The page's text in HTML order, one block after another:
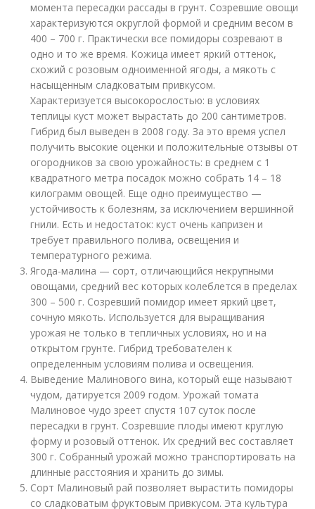
момента пересадки рассады в грунт. Созревшие овощи
характеризуются округлой формой и средним весом в
400 – 700 г. Практически все помидоры созревают в
одно и то же время. Кожица имеет яркий оттенок,
схожий с розовым одноименной ягоды, а мякоть с
насыщенным сладковатым привкусом.
Характеризуется высокорослостью: в условиях
теплицы куст может вырастать до 200 сантиметров.
Гибрид был выведен в 2008 году. За это время успел
получить высокие оценки и положительные отзывы от
огородников за свою урожайность: в среднем с 1
квадратного метра посадок можно собрать 14 – 18
килограмм овощей. Еще одно преимущество —
устойчивость к болезням, за исключением вершинной
гнили. Есть и недостаток: куст очень капризен и
требует правильного полива, освещения и
температурного режима.
Ягода-малина — сорт, отличающийся некрупными
овощами, средний вес которых колеблется в пределах
300 – 500 г. Созревший помидор имеет яркий цвет,
сочную мякоть. Используется для выращивания
урожая не только в тепличных условиях, но и на
открытом грунте. Гибрид требователен к
определенным условиям полива и освещения.
Выведение Малинового вина, который еще называют
чудом, датируется 2009 годом. Урожай томата
Малиновое чудо зреет спустя 107 суток после
пересадки в грунт. Созревшие плоды имеют круглую
форму и розовый оттенок. Их средний вес составляет
300 г. Собранный урожай можно транспортировать на
длинные расстояния и хранить до зимы.
Сорт Малиновый рай позволяет вырастить помидоры
со сладковатым фруктовым привкусом. Эта культура